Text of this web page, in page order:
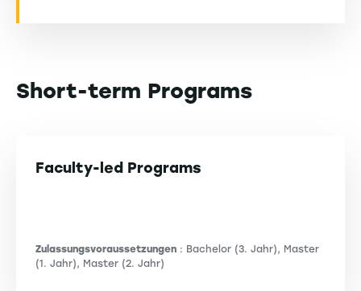
Short-term Programs
Faculty-led Programs
Zulassungsvoraussetzungen : Bachelor (3. Jahr), Master
(1. Jahr), Master (2. Jahr)